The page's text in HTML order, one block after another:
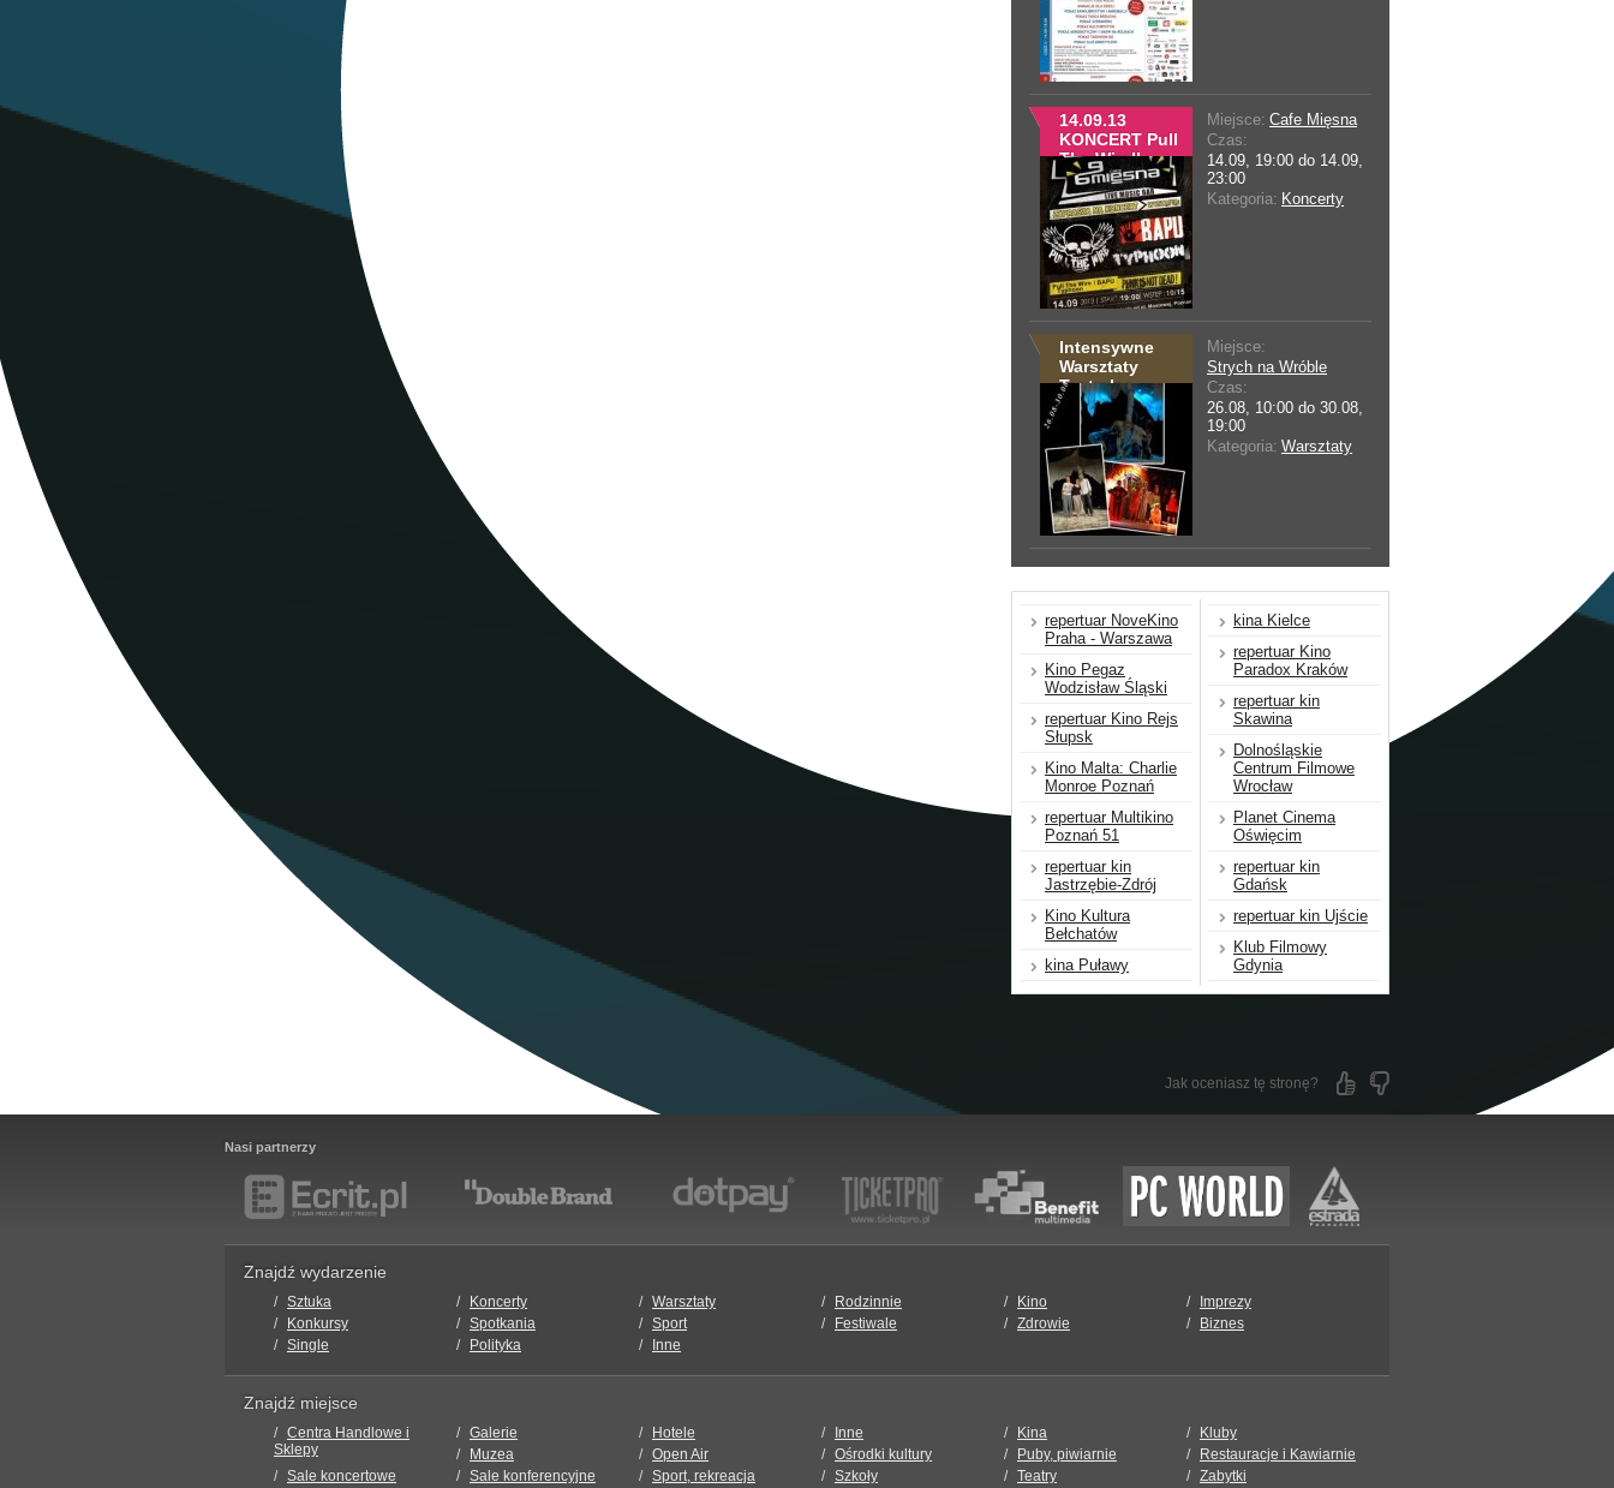
14.09.13
KONCERT Pull
The Wire||
Typhoon||
Bapu w Cafe
Mięsna
Miejsce: Cafe Mięsna
Czas:
14.09, 19:00 do 14.09,
23:00
Kategoria: Koncerty
Intensywne
Warsztaty
Teatralne
Miejsce:
Strych na Wróble
Czas:
26.08, 10:00 do 30.08,
19:00
Kategoria: Warsztaty
repertuar NoveKino
Praha - Warszawa
Kino Pegaz
Wodzisław Śląski
repertuar Kino Rejs
Słupsk
Kino Malta: Charlie
Monroe Poznań
repertuar Multikino
Poznań 51
repertuar kin
Jastrzębie-Zdrój
Kino Kultura
Bełchatów
kina Puławy
kina Kielce
repertuar Kino
Paradox Kraków
repertuar kin
Skawina
Dolnośląskie
Centrum Filmowe
Wrocław
Planet Cinema
Oświęcim
repertuar kin
Gdańsk
repertuar kin Ujście
Klub Filmowy
Gdynia
Jak oceniasz tę stronę?
Nasi partnerzy
Znajdź wydarzenie
Sztuka Koncerty Warsztaty Rodzinnie Kino
Imprezy
Konkursy
Spotkania Sport Festiwale Zdrowie
Biznes
Single
Polityka Inne
Znajdź miejsce
Centra Handlowe i
Sklepy
Galerie Hotele Inne Kina
Kluby
Muzea
Open Air Ośrodki kultury Puby, piwiarnie
Restauracje i Kawiarnie
Sale koncertowe
Sale konferencyjne Sport, rekreacja Szkoły Teatry Zabytki